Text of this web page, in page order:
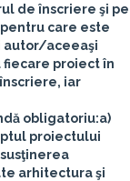
de înscriere şi pe
care este
autor/aceeaşi
proiect în
iar
obligatoriu:a)
proiectului
arhitectura şi